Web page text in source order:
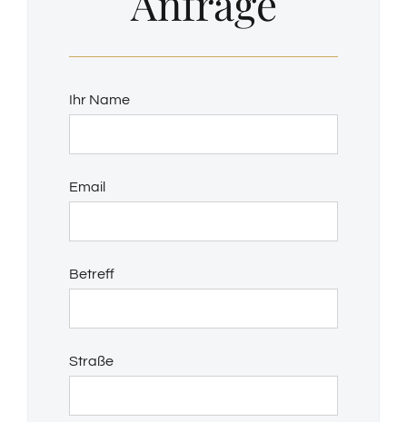
Ihr Name
Email
Betreff
Straße